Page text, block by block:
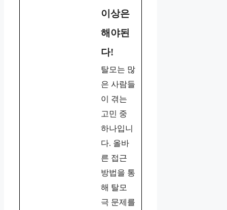
이상은
해야된
다!
탈모는 많
은 사람들
이 겪는
고민 중
하나입니
다. 올바
른 접근
방법을 통
해 탈모
극 문제를